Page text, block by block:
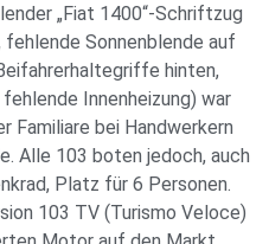
„Fiat 1400“-Schriftzug
Sonnenblende auf
hinten,
Innenheizung) war
Familiare bei Handwerkern
Alle 103 boten jedoch, auch
Platz für 6 Personen.
103 TV (Turismo Veloce)